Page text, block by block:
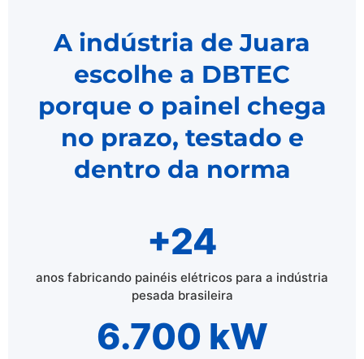
A indústria de Juara
escolhe a DBTEC
porque o painel chega
no prazo, testado e
dentro da norma
+24
anos fabricando painéis elétricos para a indústria
pesada brasileira
6.700 kW